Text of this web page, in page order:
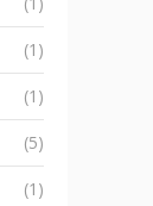
(1)
(1)
(5)
(1)